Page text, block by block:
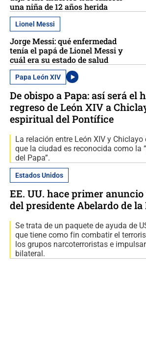
una niña de 12 años herida
Lionel Messi
Jorge Messi: qué enfermedad
tenía el papá de Lionel Messi y
cuál era su estado de salud
Papa León XIV
De obispo a Papa: así será el
regreso de León XIV a
espiritual del Pontífice
La relación entre León XIV y Chiclayo
que la ciudad es reconocida como la
del Papa”.
Estados Unidos
EE. UU. hace primer
del presidente Abelardo de
Se trata de un paquete de ayuda de
que tiene como fin combatir el
los grupos narcoterroristas e
bilateral.